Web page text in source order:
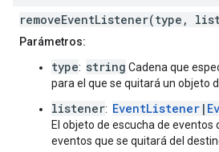
removeEventListener(type,
Parámetros:
type: string Cadena que
para el que se quitará un objeto
listener: EventListener |
El objeto de escucha de eventos
eventos que se quitará del